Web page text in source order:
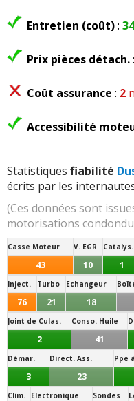
Entretien (coût): 34
Prix pièces détach.:
Coût assurance : 2
Accessibilité
Statistiques fiabilité
écrits par les
(Ces données sont
motorisations
Casse Moteur V. EGR Catalys.
43 10 1
Inject. Turbo Echangeur
76 21 18
Joint de Culas. Conso. Huile
2 41
Démar. Direct. Ass. Ppe
3 23
Clim. Electronique Sondes